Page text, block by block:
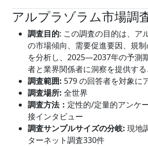
アルプラゾラム市場調
調査目的: この調査の目的は、ア
の市場傾向、需要促進要因、規
を分析し、2025―2037年の予測
者と業界関係者に洞察を提供する
調査範囲: 579 の回答者を対象に
調査場所: 全世界
調査方法： 定性的/定量的アンケ
接インタビュー
調査サンプルサイズの分岐: 現地
ターネット調査330件